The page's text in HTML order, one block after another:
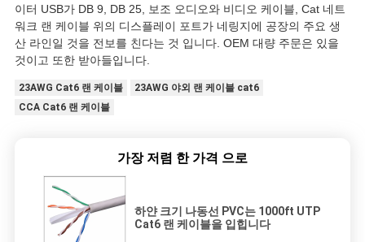
이터 USB가 DB 9, DB 25, 보조 오디오와 비디오 케이블, Cat 네트
워크 랜 케이블 위의 디스플레이 포트가 네링지에 공장의 주요 생
산 라인일 것을 전보를 친다는 것 입니다. OEM 대량 주문은 있을
것이고 또한 받아들입니다.
23AWG Cat6 랜 케이블
23AWG 야외 랜 케이블 cat6
CCA Cat6 랜 케이블
가장 저렴 한 가격 으로
하얀 크기 나동선 PVC는 1000ft UTP
Cat6 랜 케이블을 입힙니다